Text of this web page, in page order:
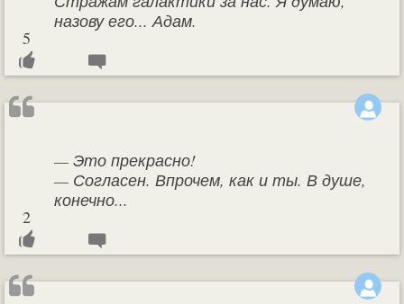
назову его... Адам.
5
— Это прекрасно!
— Согласен. Впрочем, как и ты. В душе,
конечно...
2